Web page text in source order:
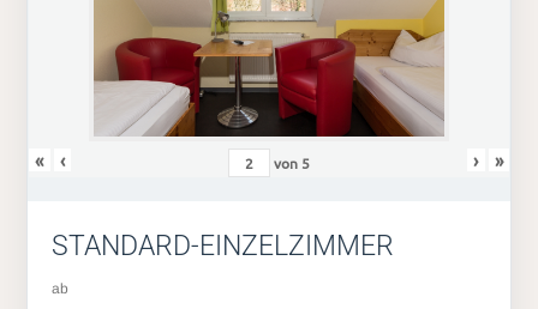
« ‹ von 5 › »
STANDARD-EINZELZIMMER
ab